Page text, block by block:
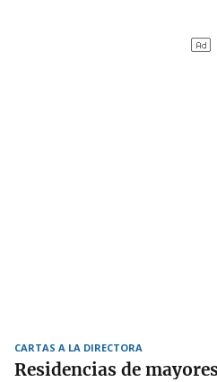
CARTAS A LA DIRECTORA
Residencias de mayores